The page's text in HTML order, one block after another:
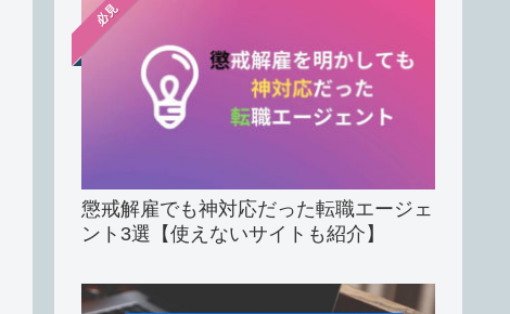
必見
懲戒解雇でも神対応だった転職エージェ
ント3選【使えないサイトも紹介】